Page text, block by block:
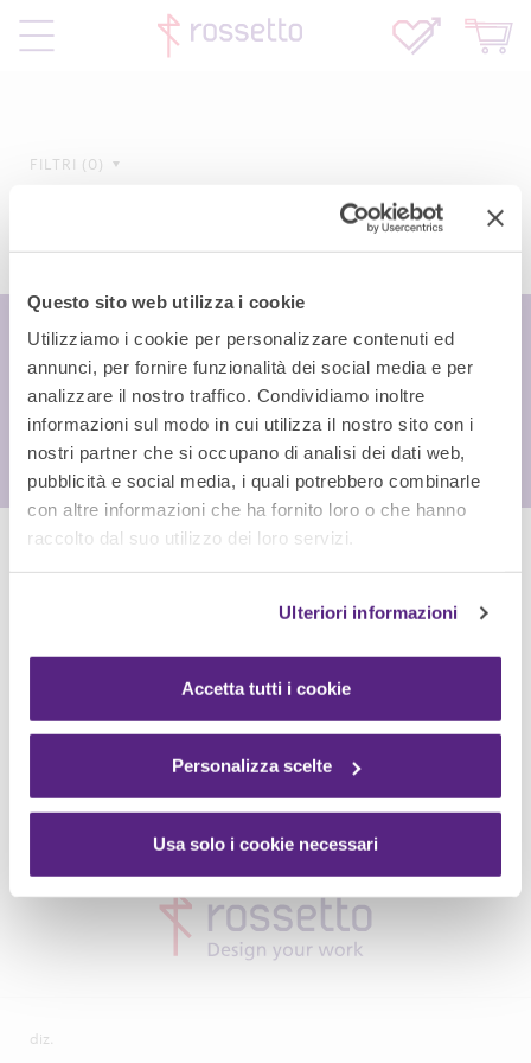
Questo sito web utilizza i cookie
Utilizziamo i cookie per personalizzare contenuti ed
annunci, per fornire funzionalità dei social media e per
analizzare il nostro traffico. Condividiamo inoltre
informazioni sul modo in cui utilizza il nostro sito con i
nostri partner che si occupano di analisi dei dati web,
pubblicità e social media, i quali potrebbero combinarle
con altre informazioni che ha fornito loro o che hanno
raccolto dal suo utilizzo dei loro servizi.
Ulteriori informazioni
Accetta tutti i cookie
Personalizza scelte
Usa solo i cookie necessari
FILTRI 0
diz.